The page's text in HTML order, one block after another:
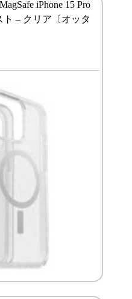
iPhone 15 Pro
– クリア〔オッタ